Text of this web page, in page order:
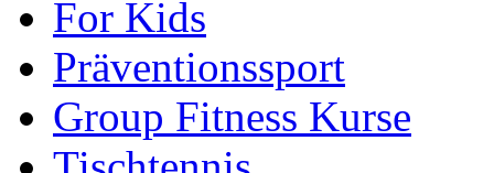
For Kids
Präventionssport
Group Fitness Kurse